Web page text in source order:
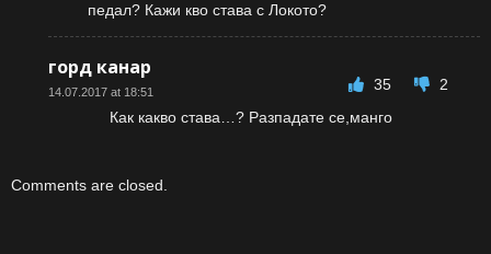
педал? Кажи кво става с Локото?
горд канар
14.07.2017 at 18:51 35
2
Как какво става…? Разпадате се,манго
Comments are closed.